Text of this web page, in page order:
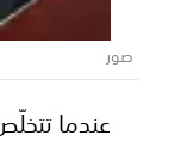
صور
عندما